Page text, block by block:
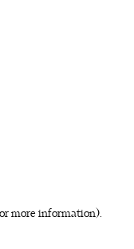
more information).